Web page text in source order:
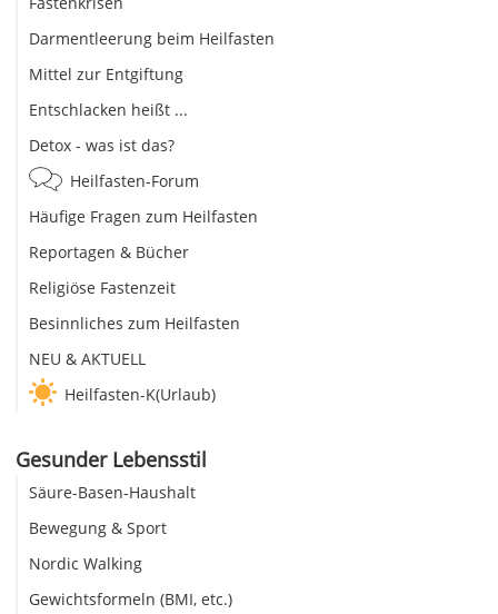
Darmentleerung beim Heilfasten
Mittel zur Entgiftung
Entschlacken heißt ...
Detox - was ist das?
Heilfasten-Forum
Häufige Fragen zum Heilfasten
Reportagen & Bücher
Religiöse Fastenzeit
Besinnliches zum Heilfasten
NEU & AKTUELL
Heilfasten-K(Urlaub)
Gesunder Lebensstil
Säure-Basen-Haushalt
Bewegung & Sport
Nordic Walking
Gewichtsformeln (BMI, etc.)